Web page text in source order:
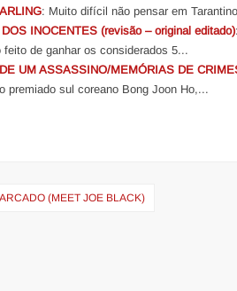
: Muito difícil não pensar em
INOCENTES (revisão – original editado)
feito de ganhar os considerados 5...
UM ASSASSINO/MEMÓRIAS DE
premiado sul coreano Bong Joon Ho,...
(MEET JOE BLACK)